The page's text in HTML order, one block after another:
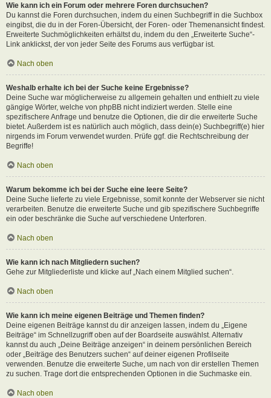
Wie kann ich ein Forum oder mehrere Foren durchsuchen?
Du kannst die Foren durchsuchen, indem du einen Suchbegriff in die Suchbox
eingibst, die du in der Foren-Übersicht, der Foren- oder Themenansicht findest.
Erweiterte Suchmöglichkeiten erhältst du, indem du den „Erweiterte Suche“-
Link anklickst, der von jeder Seite des Forums aus verfügbar ist.
Nach oben
Weshalb erhalte ich bei der Suche keine Ergebnisse?
Deine Suche war möglicherweise zu allgemein gehalten und enthielt zu viele
gängige Wörter, welche von phpBB nicht indiziert werden. Stelle eine
spezifischere Anfrage und benutze die Optionen, die dir die erweiterte Suche
bietet. Außerdem ist es natürlich auch möglich, dass dein(e) Suchbegriff(e) hier
nirgends im Forum verwendet wurden. Prüfe ggf. die Rechtschreibung der
Begriffe!
Nach oben
Warum bekomme ich bei der Suche eine leere Seite?
Deine Suche lieferte zu viele Ergebnisse, somit konnte der Webserver sie nicht
verarbeiten. Benutze die erweiterte Suche und gib spezifischere Suchbegriffe
ein oder beschränke die Suche auf verschiedene Unterforen.
Nach oben
Wie kann ich nach Mitgliedern suchen?
Gehe zur Mitgliederliste und klicke auf „Nach einem Mitglied suchen“.
Nach oben
Wie kann ich meine eigenen Beiträge und Themen finden?
Deine eigenen Beiträge kannst du dir anzeigen lassen, indem du „Eigene
Beiträge“ im Schnellzugriff oben auf der Boardseite auswählst. Alternativ
kannst du auch „Deine Beiträge anzeigen“ in deinem persönlichen Bereich
oder „Beiträge des Benutzers suchen“ auf deiner eigenen Profilseite
verwenden. Benutze die erweiterte Suche, um nach von dir erstellen Themen
zu suchen. Trage dort die entsprechenden Optionen in die Suchmaske ein.
Nach oben